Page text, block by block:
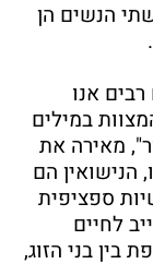
הנשים הן
אנו
במילים
מאירה את
הנישואין הם
ספציפית
לחיים
בני הזוג,